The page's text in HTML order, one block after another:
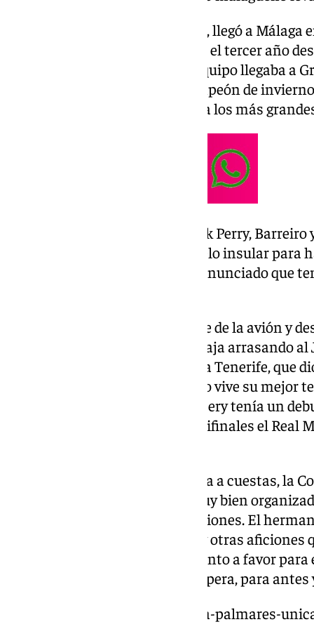
El técnico cajista, Ibon Navarro, llegó a Málaga
muy serio que tenía un plan. En el tercer año
ahora el calendario cajista, el equipo llegaba a
en 750 días y gran favorito -campeón de
Rey de 2025 mirando de tú a tú a los más
Días antes en la previa, Kendrick Perry,
confirmado a 101 que iban a suelo insular para
del club, López Nieto, ya había anunciado que
Así, casi sin tiempo para bajarse de la avión y
comenzaba la Copa con el Unicaja arrasando
semifinales esperaba La Laguna Tenerife, que
entrecomillas a un Barça que no vive su mejor
cuadro, el malagueño Saint-Supery tenía un
BAXI Manresa y pasaban a semifinales el Real
El sábado, con dos días de resaca a cuestas, la
Gran Canaria, que ha estado muy bien
importante que hay son las aficiones. El
todos los clubes participantes y otras aficiones
ACB es un clásico. Por cierto, punto a favor
López que ha sido la canción copera, para antes
https://www.101tv.es/asi-queda-palmares-